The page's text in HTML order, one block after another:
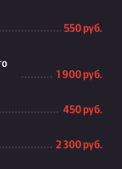
550 руб.
1 900 руб.
450 руб.
2 300 руб.